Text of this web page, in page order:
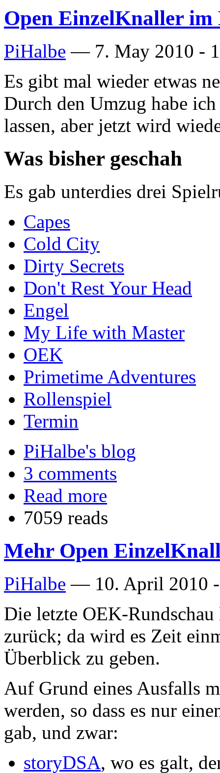
Open EinzelKnaller im
PiHalbe — 7. May 2010 -
Es gibt mal wieder etwas
Durch den Umzug habe
lassen, aber jetzt wird
Was bisher geschah
Es gab unterdies drei
Capes
Cold City
Dirty Secrets
Don't Rest Your Head
Engel
My Life with Master
OEK
Primetime Adventures
Rollenspiel
Termin
PiHalbe's blog
3 comments
Read more
7059 reads
Mehr Open
PiHalbe — 10. April 2010
Die letzte OEK-
zurück; da wird es Zeit
Überblick zu geben.
Auf Grund eines Ausfalls
werden, so dass es nur
gab, und zwar:
storyDSA, wo es galt,